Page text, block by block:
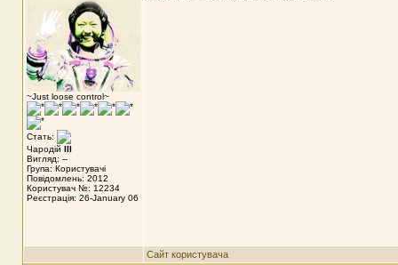
~Just loose control~
Стать:
Чародій III
Вигляд: --
Група: Користувачі
Повідомлень: 2012
Користувач №: 12234
Реєстрація: 26-January 06
Сайт користувача